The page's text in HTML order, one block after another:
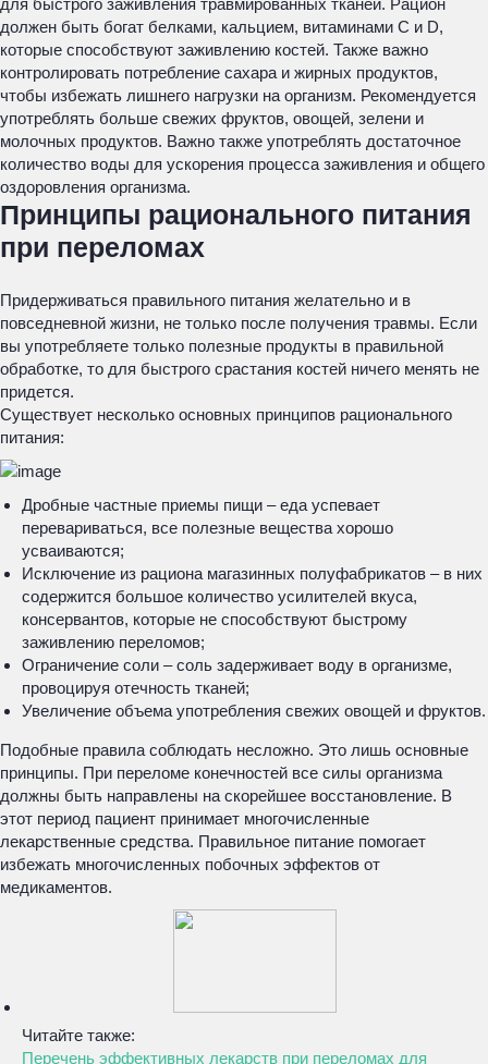
для быстрого заживления травмированных тканей. Рацион
должен быть богат белками, кальцием, витаминами С и D,
которые способствуют заживлению костей. Также важно
контролировать потребление сахара и жирных продуктов,
чтобы избежать лишнего нагрузки на организм. Рекомендуется
употреблять больше свежих фруктов, овощей, зелени и
молочных продуктов. Важно также употреблять достаточное
количество воды для ускорения процесса заживления и общего
оздоровления организма.
Принципы рационального питания
при переломах
Придерживаться правильного питания желательно и в
повседневной жизни, не только после получения травмы. Если
вы употребляете только полезные продукты в правильной
обработке, то для быстрого срастания костей ничего менять не
придется.
Существует несколько основных принципов рационального
питания:
Дробные частные приемы пищи – еда успевает
перевариваться, все полезные вещества хорошо
усваиваются;
Исключение из рациона магазинных полуфабрикатов – в них
содержится большое количество усилителей вкуса,
консервантов, которые не способствуют быстрому
заживлению переломов;
Ограничение соли – соль задерживает воду в организме,
провоцируя отечность тканей;
Увеличение объема употребления свежих овощей и фруктов.
Подобные правила соблюдать несложно. Это лишь основные
принципы. При переломе конечностей все силы организма
должны быть направлены на скорейшее восстановление. В
этот период пациент принимает многочисленные
лекарственные средства. Правильное питание помогает
избежать многочисленных побочных эффектов от
медикаментов.
Читайте также:
Перечень эффективных лекарств при переломах для